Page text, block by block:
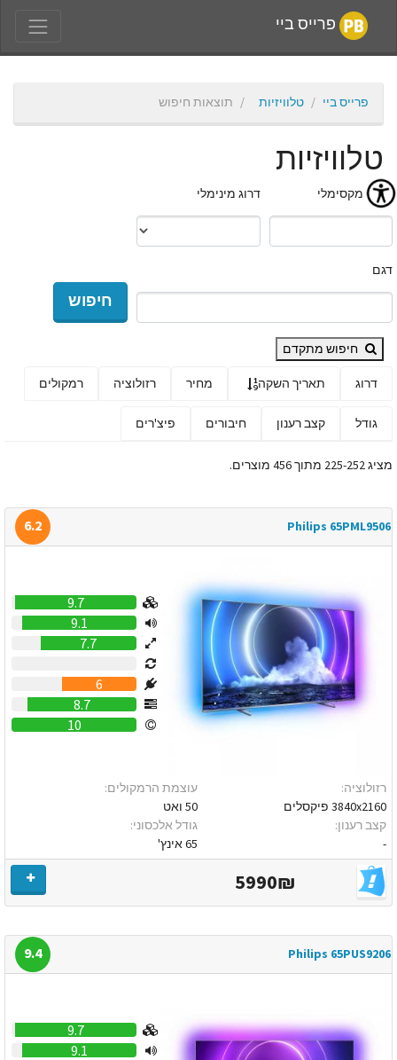
פרייס ביי
פרייס ביי טלוויזיות תוצאות חיפוש
טלוויזיות
מחיר מקסימלי דרוג מינימלי
דגם
חיפוש
חיפוש מתקדם
דרוג תאריך השקה מחיר רזולוציה רמקולים
גודל קצב רענון חיבורים פיצ'רים
מציג 225-252 מתוך 456 מוצרים.
Philips 65PML9506
6.2
9.7
9.1
7.7
6
8.7
10
רזולוציה:
3840x2160 פיקסלים
קצב רענון:
-
עוצמת הרמקולים:
50 ואט
גודל אלכסוני:
65 אינץ'
5990₪
Philips 65PUS9206
9.4
9.7
9.1